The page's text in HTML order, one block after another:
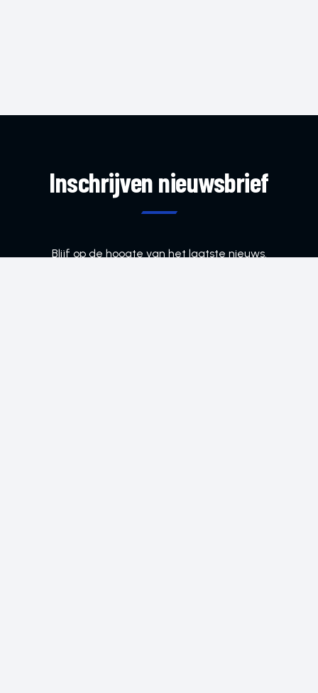
Inschrijven nieuwsbrief
Blijf op de hoogte van het laatste nieuws.